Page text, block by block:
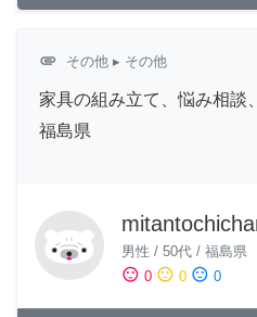
attachment その他 ▸ その他
家具の組み立て、悩み相談
福島県
男性 / 50代 / 福島県
sentiment_satisfied 0 sentiment_neutral 0 sentiment_dissatisfied 0